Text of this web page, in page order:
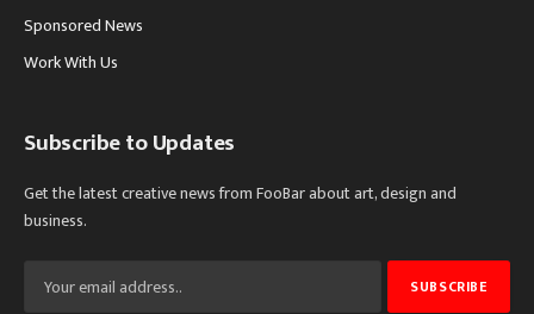
Sponsored News
Work With Us
Subscribe to Updates
Get the latest creative news from FooBar about art, design and
business.